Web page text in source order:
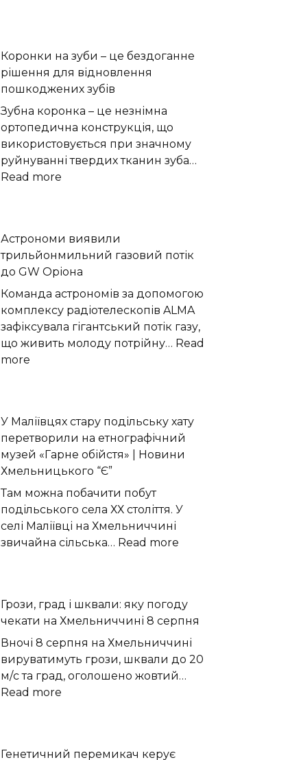
Коронки на зуби – це бездоганне
рішення для відновлення
пошкоджених зубів
Зубна коронка – це незнімна
ортопедична конструкція, що
використовується при значному
руйнуванні твердих тканин зуба…
Read more
–
це
бездоганне
рішення
для
відновлення
пошкоджених
Астрономи виявили
трильйонмильний газовий потік
до GW Оріона
Команда астрономів за допомогою
комплексу радіотелескопів ALMA
зафіксувала гігантський потік газу,
що живить молоду потрійну… Read
more
газовий
потік
до
GW
Оріона
У Маліївцях стару подільську хату
перетворили на етнографічний
музей «Гарне обійстя» | Новини
Хмельницького “Є”
Там можна побачити побут
подільського села ХХ століття. У
селі Маліївці на Хмельниччині
звичайна сільська… Read more
подільську
хату
перетворили
на
Грози, град і шквали: яку погоду
чекати на Хмельниччині 8 серпня
Вночі 8 серпня на Хмельниччині
вируватимуть грози, шквали до 20
м/с та град, оголошено жовтий…
Read more
Генетичний перемикач керує